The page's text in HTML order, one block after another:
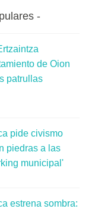
de Oion
patrullas
pide civismo
piedras a las
municipal'
estrena sombra: